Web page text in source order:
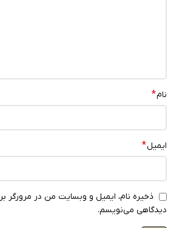
نام*
ایمیل*
ذخیره نام، ایمیل و وبسایت من در مرورگر
دیدگاهی می‌نویسم.